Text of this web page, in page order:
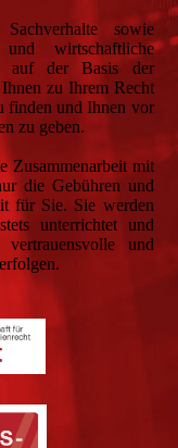
sowie
wirtschaftliche
auf der Basis der
zu Ihrem Recht
finden und Ihnen vor
zu geben.
Zusammenarbeit mit
die Gebühren und
für Sie. Sie werden
unterrichtet und
und